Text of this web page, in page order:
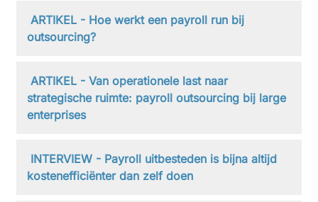
ARTIKEL - Hoe werkt een payroll run bij
outsourcing?
ARTIKEL - Van operationele last naar
strategische ruimte: payroll outsourcing bij large
enterprises
INTERVIEW - Payroll uitbesteden is bijna altijd
kostenefficiënter dan zelf doen